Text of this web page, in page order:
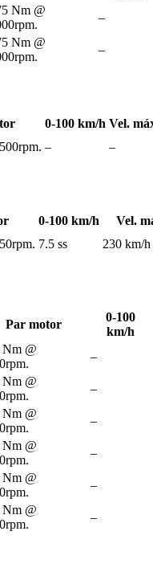
Nm @
–
Nm @
–
0-100 km/h Vel.
– –
0-100 km/h Vel.
7.5 ss 230 km/
Par motor
0-100
km/h
Nm @
–
Nm @
–
Nm @
–
Nm @
–
Nm @
–
Nm @
–